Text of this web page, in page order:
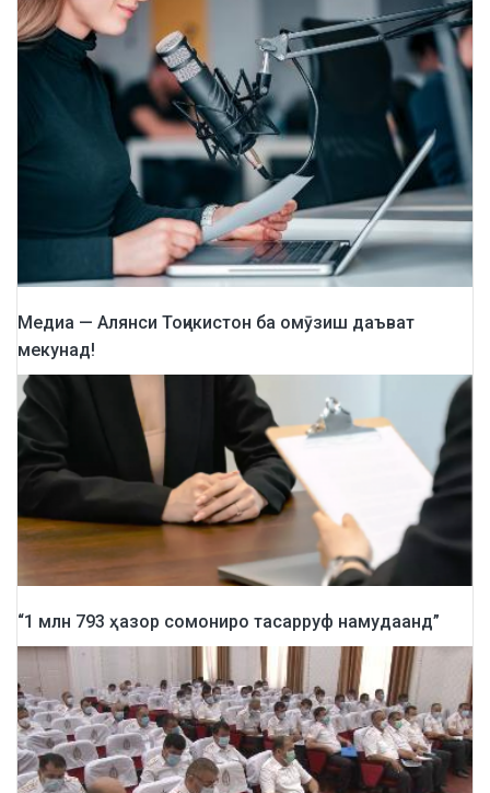
Медиа — Алянси Тоҷикистон ба омӯзиш даъват
мекунад!
“1 млн 793 ҳазор сомониро тасарруф намудаанд”